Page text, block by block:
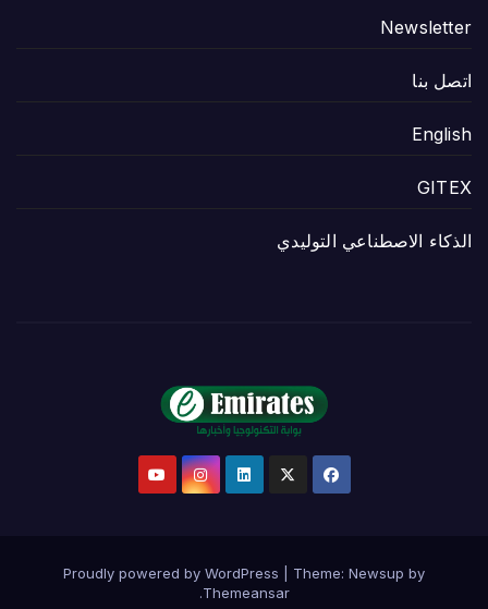
Newsletter
اتصل بنا
English
GITEX
الذكاء الاصطناعي التوليدي
Proudly powered by WordPress Theme: Newsup by
Themeansar
.